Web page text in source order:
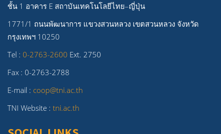
ชั้น 1 อาคาร E สถาบันเทคโนโลยีไทย–ญี่ปุ่น
1771/1 ถนนพัฒนาการ แขวงสวนหลวง เขตสวนหลวง จังหวัด
กรุงเทพฯ 10250
Tel : 0-2763-2600 Ext. 2750
Fax : 0-2763-2788
E-mail : coop@tni.ac.th
TNI Website : tni.ac.th